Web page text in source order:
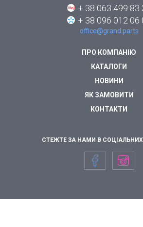
ПРО КОМПАНІЮ
КАТАЛОГИ
НОВИНИ
ЯК ЗАМОВИТИ
КОНТАКТИ
+ 38 063 499 83
+ 38 096 012 06
office@grand.parts
СТЕЖТЕ ЗА НАМИ В